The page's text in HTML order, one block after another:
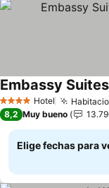
4 EstrellasHotel
Ver precios
8,2 Muy bueno
Elige fechas para